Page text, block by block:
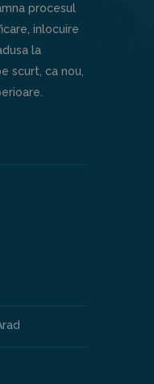
procesul
inlocuire
la
scurt, ca nou,